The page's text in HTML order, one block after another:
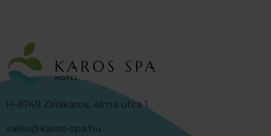
H-8749 Zalakaros, Alma utca 1.
sales@karos-spa.hu